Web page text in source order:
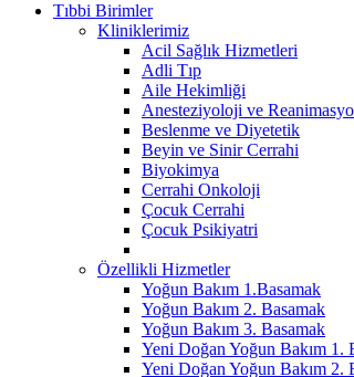
Tıbbi Birimler
Kliniklerimiz
Acil Sağlık Hizmetleri
Adli Tıp
Aile Hekimliği
Anesteziyoloji ve
Beslenme ve Diyetetik
Beyin ve Sinir Cerrahi
Biyokimya
Cerrahi Onkoloji
Çocuk Cerrahi
Çocuk Psikiyatri
Özellikli Hizmetler
Yoğun Bakım 1.Basamak
Yoğun Bakım 2. Basamak
Yoğun Bakım 3. Basamak
Yeni Doğan Yoğun Bakım 1.
Yeni Doğan Yoğun Bakım 2.